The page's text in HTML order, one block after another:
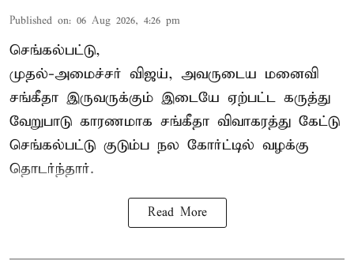
Published on: 06 Aug 2026, 4:26 pm
செங்கல்பட்டு,
முதல்-அமைச்சர் விஜய், அவருடைய மனைவி
சங்கீதா இருவருக்கும் இடையே ஏற்பட்ட கருத்து
வேறுபாடு காரணமாக சங்கீதா விவாகரத்து கேட்டு
செங்கல்பட்டு குடும்ப நல கோர்ட்டில் வழக்கு
தொடர்ந்தார்.
Read More